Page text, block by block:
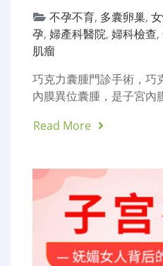
不孕不育, 多囊卵巢,
孕, 婦產科醫院, 婦科檢查,
肌瘤
巧克力囊腫門診手術，巧
內膜異位囊腫，是子宮內
Read More